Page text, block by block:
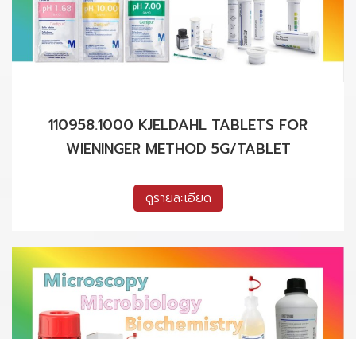
110958.1000 KJELDAHL TABLETS FOR
WIENINGER METHOD 5G/TABLET
ดูรายละเอียด